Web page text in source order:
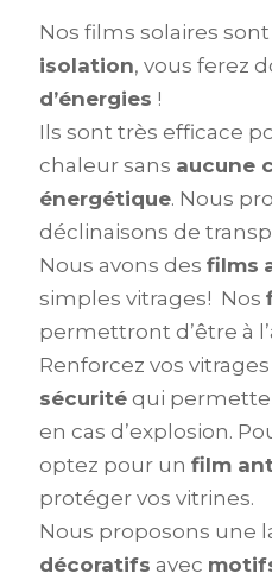
Nos films solaires
isolation, vous ferez
d’énergies !
Ils sont très efficace
chaleur sans aucune
énergétique. Nous
déclinaisons de
Nous avons des films
simples vitrages! Nos
permettront d’être à
Renforcez vos
sécurité qui
en cas d’explosion.
optez pour un film
protéger vos vitrines.
Nous proposons une
décoratifs avec